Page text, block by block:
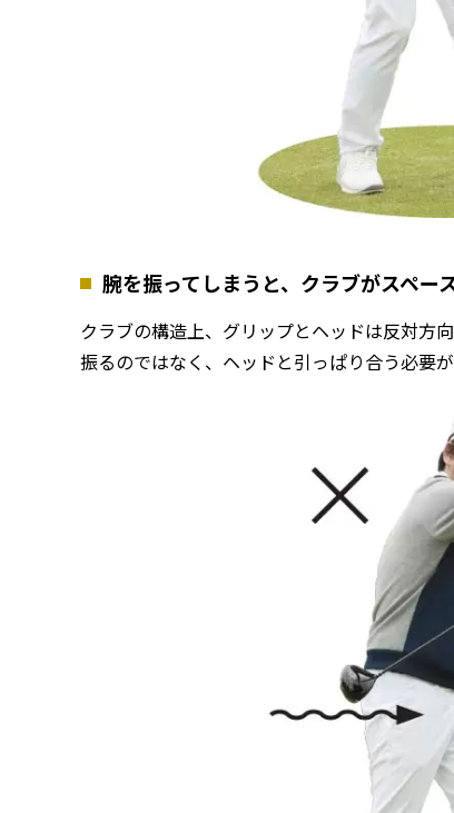
腕を振ってしまうと、クラブがスペー
クラブの構造上、グリップとヘッドは反対方
振るのではなく、ヘッドと引っぱり合う必要が